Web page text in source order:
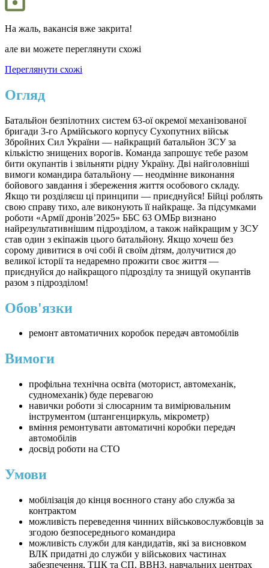
На жаль, вакансія вже закрита!
але ви можете переглянути схожі
Переглянути схожі
Огляд
Батальйон безпілотних систем 63-ої окремої механізованої
бригади 3-го Армійського корпусу Сухопутних військ
Збройних Сил України — найкращий батальйон ЗСУ за
кількістю знищених ворогів. Команда запрошує тебе разом
бити окупантів і звільняти рідну Україну. Дві найголовніші
вимоги командира батальйону — неодмінне виконання
бойового завдання і збереження життя особового складу.
Якщо ти розділяєш ці принципи — приєднуйся! Бійці роблять
свою справу тихо, але виконують її найкраще. За підсумками
роботи «Армії дронів’2025» ББС 63 ОМБр визнано
найрезультативнішим підрозділом, а також найкращим у ЗСУ
став один з екіпажів цього батальйону. Якщо хочеш без
сорому дивитися в очі собі й своїм дітям, долучитися до
великої історії та недаремно прожити своє життя —
приєднуйся до найкращого підрозділу та знищуй окупантів
разом з підрозділом!
Обов'язки
ремонт автоматичних коробок передач автомобілів
Вимоги
профільна технічна освіта (моторист, автомеханік,
судномеханік) буде перевагою
навички роботи зі слюсарним та вимірювальним
інструментом (штангенциркуль, мікрометр)
вміння ремонтувати автоматичні коробки передач
автомобілів
досвід роботи на СТО
Умови
мобілізація до кінця воєнного стану або служба за
контрактом
можливість переведення чинних військовослужбовців за
згодою безпосереднього командира
можливість служби для кандидатів, які за висновком
ВЛК придатні до служби у військових частинах
забезпечення, ТЦК та СП, ВВНЗ, навчальних центрах